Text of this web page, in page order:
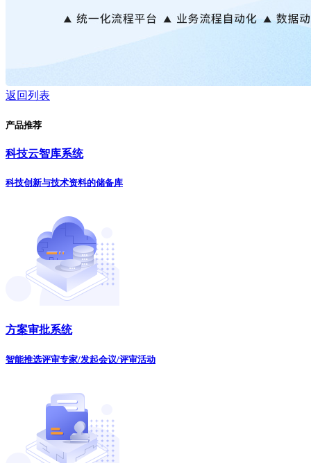
返回列表
产品推荐
科技云智库系统
科技创新与技术资料的储备库
方案审批系统
智能推选评审专家/发起会议/评审活动